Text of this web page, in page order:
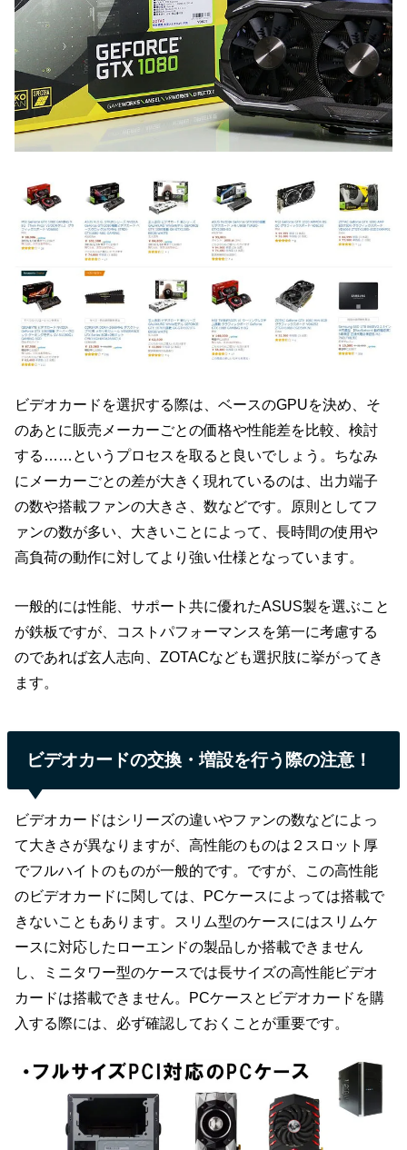
ビデオカードを選択する際は、ベースのGPUを決め、そ
のあとに販売メーカーごとの価格や性能差を比較、検討
する……というプロセスを取ると良いでしょう。ちなみ
にメーカーごとの差が大きく現れているのは、出力端子
の数や搭載ファンの大きさ、数などです。原則としてフ
ァンの数が多い、大きいことによって、長時間の使用や
高負荷の動作に対してより強い仕様となっています。
一般的には性能、サポート共に優れたASUS製を選ぶこと
が鉄板ですが、コストパフォーマンスを第一に考慮する
のであれば玄人志向、ZOTACなども選択肢に挙がってき
ます。
ビデオカードの交換・増設を行う際の注意！
ビデオカードはシリーズの違いやファンの数などによっ
て大きさが異なりますが、高性能のものは２スロット厚
でフルハイトのものが一般的です。ですが、この高性能
のビデオカードに関しては、PCケースによっては搭載で
きないこともあります。スリム型のケースにはスリムケ
ースに対応したローエンドの製品しか搭載できません
し、ミニタワー型のケースでは長サイズの高性能ビデオ
カードは搭載できません。PCケースとビデオカードを購
入する際には、必ず確認しておくことが重要です。